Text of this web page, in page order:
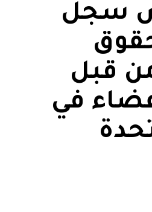
سجل
قبل
في